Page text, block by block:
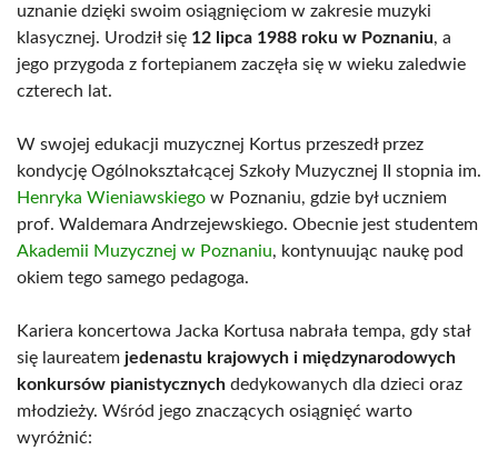
uznanie dzięki swoim osiągnięciom w zakresie muzyki
klasycznej. Urodził się 12 lipca 1988 roku w Poznaniu, a
jego przygoda z fortepianem zaczęła się w wieku zaledwie
czterech lat.
W swojej edukacji muzycznej Kortus przeszedł przez
kondycję Ogólnokształcącej Szkoły Muzycznej II stopnia im.
Henryka Wieniawskiego w Poznaniu, gdzie był uczniem
prof. Waldemara Andrzejewskiego. Obecnie jest studentem
Akademii Muzycznej w Poznaniu, kontynuując naukę pod
okiem tego samego pedagoga.
Kariera koncertowa Jacka Kortusa nabrała tempa, gdy stał
się laureatem jedenastu krajowych i międzynarodowych
konkursów pianistycznych dedykowanych dla dzieci oraz
młodzieży. Wśród jego znaczących osiągnięć warto
wyróżnić: